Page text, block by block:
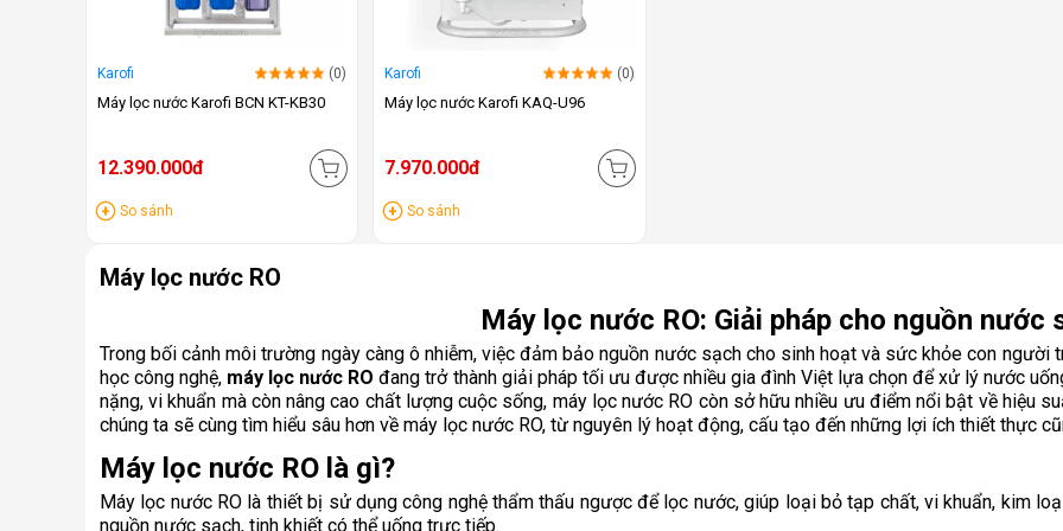
Karofi (0)
Máy lọc nước Karofi BCN KT-KB30
12.390.000đ
So sánh
Karofi (0)
Máy lọc nước Karofi KAQ-U96
7.970.000đ
So sánh
Máy lọc nước RO
Máy lọc nước RO: Giải pháp cho nguồn nước
Trong bối cảnh môi trường ngày càng ô nhiễm, việc đảm bảo nguồn nước sạch cho sinh hoạt và sức khỏe con người
học công nghệ, máy lọc nước RO đang trở thành giải pháp tối ưu được nhiều gia đình Việt lựa chọn để xử lý nước
nặng, vi khuẩn mà còn nâng cao chất lượng cuộc sống, máy lọc nước RO còn sở hữu nhiều ưu điểm nổi bật về hiệu
chúng ta sẽ cùng tìm hiểu sâu hơn về máy lọc nước RO, từ nguyên lý hoạt động, cấu tạo đến những lợi ích thiết thực
Máy lọc nước RO là gì?
Máy lọc nước RO là thiết bị sử dụng công nghệ thẩm thấu ngược để lọc nước, giúp loại bỏ tạp chất, vi khuẩn, kim
nguồn nước sạch, tinh khiết có thể uống trực tiếp.